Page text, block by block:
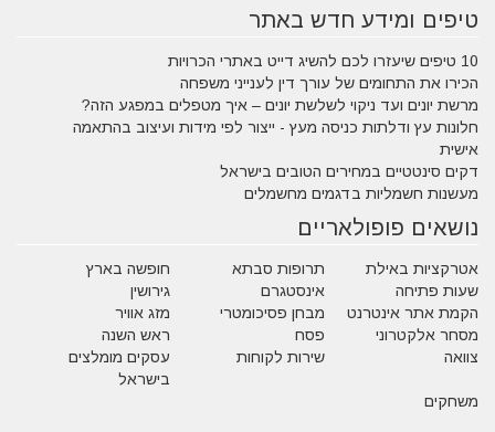
טיפים ומידע חדש באתר
10 טיפים שיעזרו לכם להשיג דייט באתרי הכרויות
הכירו את התחומים של עורך דין לענייני משפחה
מרשת יונים ועד ניקוי לשלשת יונים – איך מטפלים במפגע הזה?
חלונות עץ ודלתות כניסה מעץ - ייצור לפי מידות ועיצוב בהתאמה
אישית
דקים סינטטיים במחירים הטובים בישראל
מעשנות חשמליות בדגמים מחשמלים
נושאים פופולאריים
אטרקציות באילת תרופות סבתא
חופשה בארץ
שעות פתיחה
אינסטגרם
גירושין
הקמת אתר אינטרנט
מבחן פסיכומטרי
מזג אוויר
מסחר אלקטרוני
פסח
ראש השנה
צוואה
שירות לקוחות
עסקים מומלצים
בישראל
משחקים